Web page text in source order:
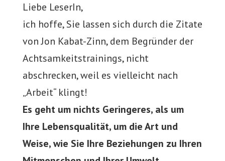
Liebe LeserIn,
ich hoffe, Sie lassen sich durch die Zitate
von Jon Kabat-Zinn, dem Begründer der
Achtsamkeitstrainings, nicht
abschrecken, weil es vielleicht nach
„Arbeit“ klingt!
Es geht um nichts Geringeres, als um
Ihre Lebensqualität, um die Art und
Weise, wie Sie Ihre Beziehungen zu Ihren